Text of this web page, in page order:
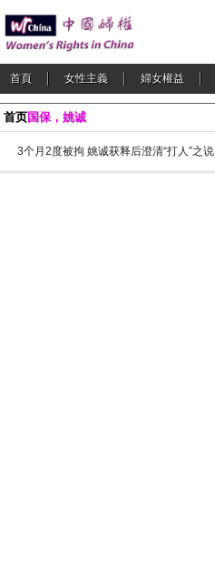
首頁 女性主義 婦女權益
首页国保，姚诚
3个月2度被拘 姚诚获释后澄清“打人”之说